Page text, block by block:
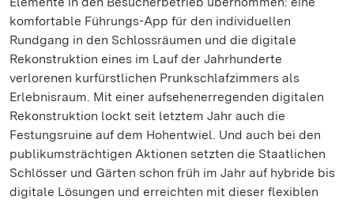
komfortable Führungs-App für den individuellen
Rundgang in den Schlossräumen und die digitale
Rekonstruktion eines im Lauf der Jahrhunderte
verlorenen kurfürstlichen Prunkschlafzimmers als
Erlebnisraum. Mit einer aufsehenerregenden digitalen
Rekonstruktion lockt seit letztem Jahr auch die
Festungsruine auf dem Hohentwiel. Und auch bei den
publikumsträchtigen Aktionen setzten die Staatlichen
Schlösser und Gärten schon früh im Jahr auf hybride bis
digitale Lösungen und erreichten mit dieser flexiblen